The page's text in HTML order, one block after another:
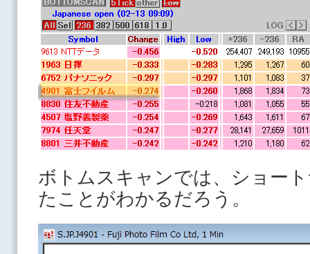
ボトムスキャンでは、ショー
たことがわかるだろう。